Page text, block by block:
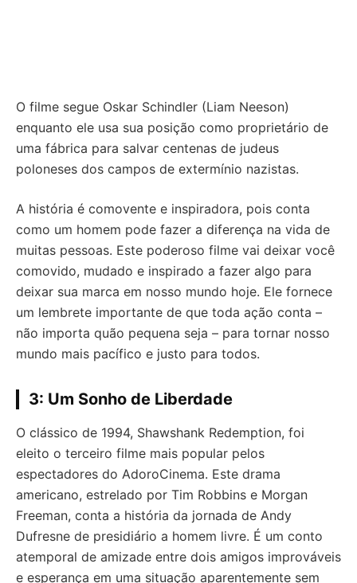
O filme segue Oskar Schindler (Liam Neeson)
enquanto ele usa sua posição como proprietário de
uma fábrica para salvar centenas de judeus
poloneses dos campos de extermínio nazistas.
A história é comovente e inspiradora, pois conta
como um homem pode fazer a diferença na vida de
muitas pessoas. Este poderoso filme vai deixar você
comovido, mudado e inspirado a fazer algo para
deixar sua marca em nosso mundo hoje. Ele fornece
um lembrete importante de que toda ação conta –
não importa quão pequena seja – para tornar nosso
mundo mais pacífico e justo para todos.
3: Um Sonho de Liberdade
O clássico de 1994, Shawshank Redemption, foi
eleito o terceiro filme mais popular pelos
espectadores do AdoroCinema. Este drama
americano, estrelado por Tim Robbins e Morgan
Freeman, conta a história da jornada de Andy
Dufresne de presidiário a homem livre. É um conto
atemporal de amizade entre dois amigos improváveis
e esperança em uma situação aparentemente sem